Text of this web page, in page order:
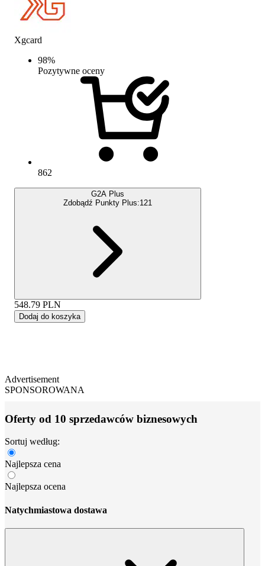
Xgcard
98%
Pozytywne oceny
862
G2A Plus
Zdobądź Punkty Plus:121
548.79 PLN
Dodaj do koszyka
Advertisement
SPONSOROWANA
Oferty od 10 sprzedawców biznesowych
Sortuj według:
Najlepsza cena
Najlepsza ocena
Natychmiastowa dostawa